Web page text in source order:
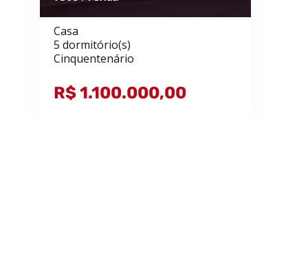
Casa
5 dormitório(s)
Cinquentenário
R$ 1.100.000,00